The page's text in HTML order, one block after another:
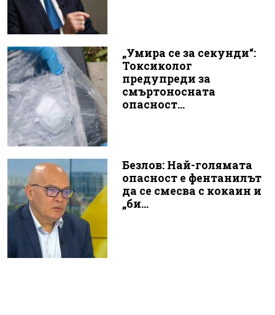
„Умира се за секунди“:
Токсиколог
предупреди за
смъртоносната
опасност...
Безлов: Най-голямата
опасност е фентанилът
да се смесва с кокаин и
„би...